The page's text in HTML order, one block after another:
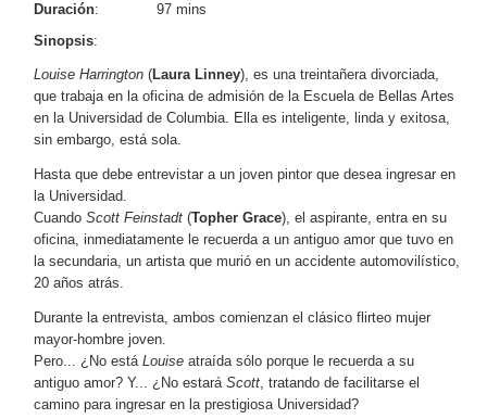
Duración:
97 mins
Sinopsis:
Louise Harrington (Laura Linney), es una treintañera divorciada,
que trabaja en la oficina de admisión de la Escuela de Bellas Artes
en la Universidad de Columbia. Ella es inteligente, linda y exitosa,
sin embargo, está sola.
Hasta que debe entrevistar a un joven pintor que desea ingresar en
la Universidad.
Cuando Scott Feinstadt (Topher Grace), el aspirante, entra en su
oficina, inmediatamente le recuerda a un antiguo amor que tuvo en
la secundaria, un artista que murió en un accidente automovilístico,
20 años atrás.
Durante la entrevista, ambos comienzan el clásico flirteo mujer
mayor-hombre joven.
Pero... ¿No está Louise atraída sólo porque le recuerda a su
antiguo amor? Y... ¿No estará Scott, tratando de facilitarse el
camino para ingresar en la prestigiosa Universidad?